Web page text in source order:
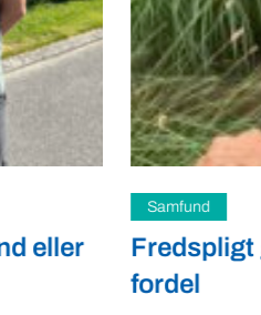
Fredspligt giver